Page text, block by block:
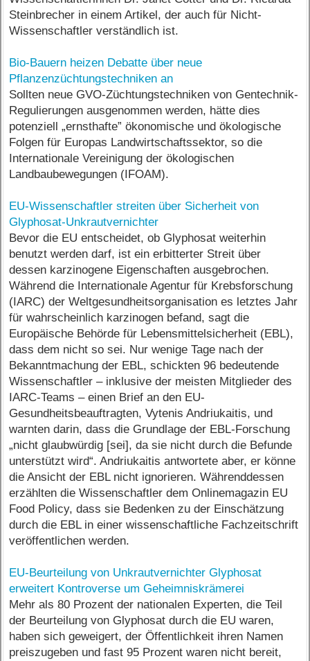
Steinbrecher in einem Artikel, der auch für Nicht-
Wissenschaftler verständlich ist.
Bio-Bauern heizen Debatte über neue
Pflanzenzüchtungstechniken an
Sollten neue GVO-Züchtungstechniken von Gentechnik-
Regulierungen ausgenommen werden, hätte dies
potenziell „ernsthafte” ökonomische und ökologische
Folgen für Europas Landwirtschaftssektor, so die
Internationale Vereinigung der ökologischen
Landbaubewegungen (IFOAM).
EU-Wissenschaftler streiten über Sicherheit von
Glyphosat-Unkrautvernichter
Bevor die EU entscheidet, ob Glyphosat weiterhin
benutzt werden darf, ist ein erbitterter Streit über
dessen karzinogene Eigenschaften ausgebrochen.
Während die Internationale Agentur für Krebsforschung
(IARC) der Weltgesundheitsorganisation es letztes Jahr
für wahrscheinlich karzinogen befand, sagt die
Europäische Behörde für Lebensmittelsicherheit (EBL),
dass dem nicht so sei. Nur wenige Tage nach der
Bekanntmachung der EBL, schickten 96 bedeutende
Wissenschaftler – inklusive der meisten Mitglieder des
IARC-Teams – einen Brief an den EU-
Gesundheitsbeauftragten, Vytenis Andriukaitis, und
warnten darin, dass die Grundlage der EBL-Forschung
„nicht glaubwürdig [sei], da sie nicht durch die Befunde
unterstützt wird“. Andriukaitis antwortete aber, er könne
die Ansicht der EBL nicht ignorieren. Währenddessen
erzählten die Wissenschaftler dem Onlinemagazin EU
Food Policy, dass sie Bedenken zu der Einschätzung
durch die EBL in einer wissenschaftliche Fachzeitschrift
veröffentlichen werden.
EU-Beurteilung von Unkrautvernichter Glyphosat
erweitert Kontroverse um Geheimniskrämerei
Mehr als 80 Prozent der nationalen Experten, die Teil
der Beurteilung von Glyphosat durch die EU waren,
haben sich geweigert, der Öffentlichkeit ihren Namen
preiszugeben und fast 95 Prozent waren nicht bereit,